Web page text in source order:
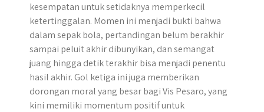
kesempatan untuk setidaknya memperkecil
ketertinggalan. Momen ini menjadi bukti bahwa
dalam sepak bola, pertandingan belum berakhir
sampai peluit akhir dibunyikan, dan semangat
juang hingga detik terakhir bisa menjadi penentu
hasil akhir. Gol ketiga ini juga memberikan
dorongan moral yang besar bagi Vis Pesaro, yang
kini memiliki momentum positif untuk